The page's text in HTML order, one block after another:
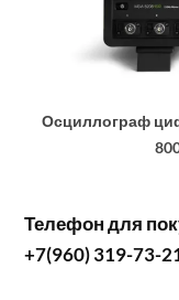
Осциллограф
Телефон для
+7(960) 319-73-